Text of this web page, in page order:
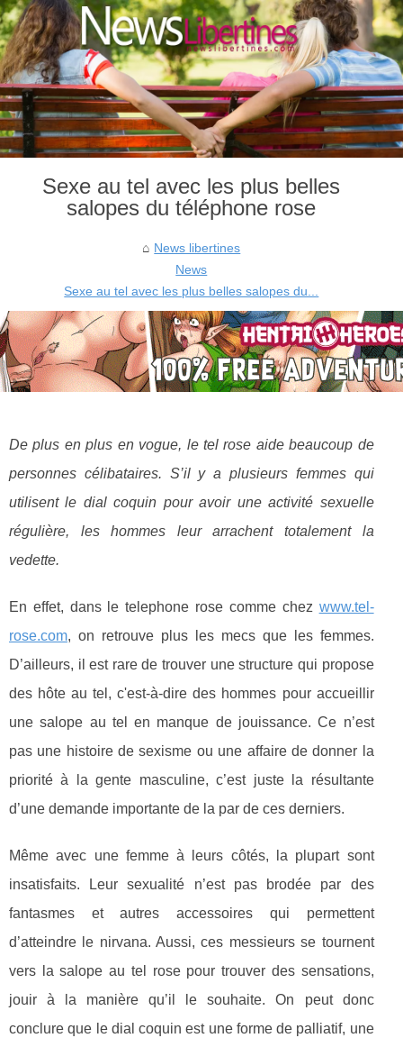
Sexe au tel avec les plus belles
salopes du téléphone rose
News libertines
News
Sexe au tel avec les plus belles salopes du...
De plus en plus en vogue, le tel rose aide beaucoup de
personnes célibataires. S’il y a plusieurs femmes qui
utilisent le dial coquin pour avoir une activité sexuelle
régulière, les hommes leur arrachent totalement la
vedette.
En effet, dans le telephone rose comme chez www.tel-
rose.com, on retrouve plus les mecs que les femmes.
D’ailleurs, il est rare de trouver une structure qui propose
des hôte au tel, c'est-à-dire des hommes pour accueillir
une salope au tel en manque de jouissance. Ce n’est
pas une histoire de sexisme ou une affaire de donner la
priorité à la gente masculine, c’est juste la résultante
d’une demande importante de la par de ces derniers.
Même avec une femme à leurs côtés, la plupart sont
insatisfaits. Leur sexualité n’est pas brodée par des
fantasmes et autres accessoires qui permettent
d’atteindre le nirvana. Aussi, ces messieurs se tournent
vers la salope au tel rose pour trouver des sensations,
jouir à la manière qu’il le souhaite. On peut donc
conclure que le dial coquin est une forme de palliatif, une